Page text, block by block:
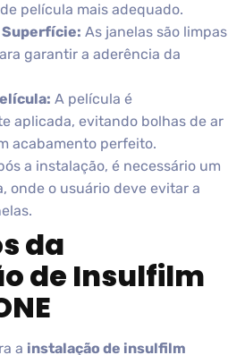
película mais adequado.
Superfície: As janelas são limpas
garantir a aderência da
A película é
aplicada, evitando bolhas de ar
acabamento perfeito.
a instalação, é necessário um
onde o usuário deve evitar a
da
de Insulfilm
a instalação de insulfilm